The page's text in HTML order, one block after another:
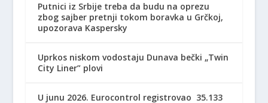
Putnici iz Srbije treba da budu na oprezu
zbog sajber pretnji tokom boravka u Grčkoj,
upozorava Kaspersky
Uprkos niskom vodostaju Dunava bečki „Twin
City Liner” plovi
U junu 2026. Eurocontrol registrovao 35.133